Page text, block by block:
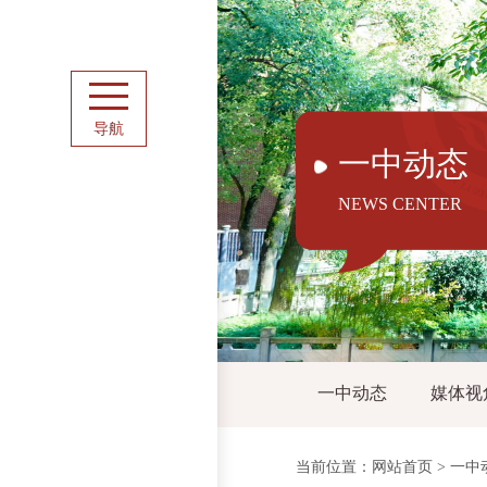
导航
一中动态
NEWS CENTER
一中动态 媒体视
当前位置： 网站首页 > 一中